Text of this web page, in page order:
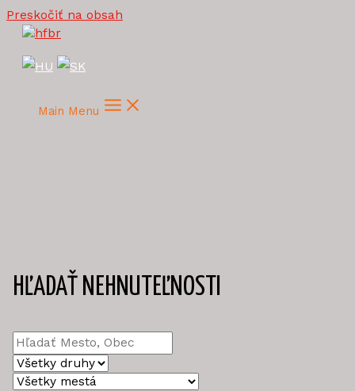
Preskočiť na obsah
Main Menu
HĽADAŤ NEHNUTEĽNOSTI